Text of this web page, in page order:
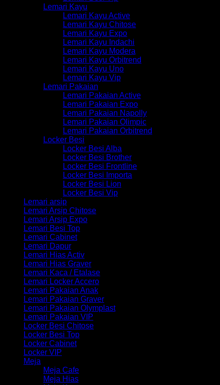
Lemari Kayu
Lemari Kayu Active
Lemari Kayu Chitose
Lemari Kayu Expo
Lemari Kayu Indachi
Lemari Kayu Modera
Lemari Kayu Orbitrend
Lemari Kayu Uno
Lemari Kayu Vip
Lemari Pakaian
Lemari Pakaian Active
Lemari Pakaian Expo
Lemari Pakaian Napolly
Lemari Pakaian Olimpic
Lemari Pakaian Orbitrend
Locker Besi
Locker Besi Alba
Locker Besi Brother
Locker Besi Frontline
Locker Besi Importa
Locker Besi Lion
Locker Besi Vip
Lemari arsip
Lemari Arsip Chitose
Lemari Arsip Expo
Lemari Besi Top
Lemari Cabinet
Lemari Dapur
Lemari Hias Activ
Lemari Hias Graver
Lemari Kaca / Etalase
Lemari Locker Accero
Lemari Pakaian Anak
Lemari Pakaian Graver
Lemari Pakaian Olymplast
Lemari Pakaian VIP
Locker Besi Chitose
Locker Besi Top
Locker Cabinet
Locker VIP
Meja
Meja Cafe
Meja Hias